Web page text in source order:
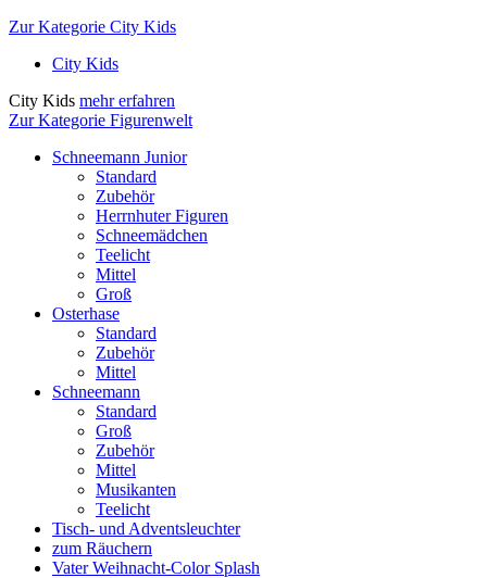
Zur Kategorie City Kids
City Kids
City Kids mehr erfahren
Zur Kategorie Figurenwelt
Schneemann Junior
Standard
Zubehör
Herrnhuter Figuren
Schneemädchen
Teelicht
Mittel
Groß
Osterhase
Standard
Zubehör
Mittel
Schneemann
Standard
Groß
Zubehör
Mittel
Musikanten
Teelicht
Tisch- und Adventsleuchter
zum Räuchern
Vater Weihnacht-Color Splash